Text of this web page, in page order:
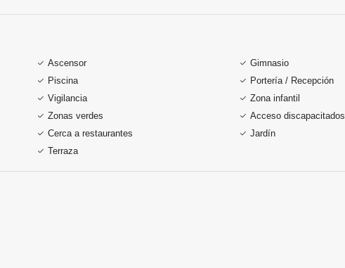
Ascensor
Gimnasio
Piscina
Portería / Recepción
Vigilancia
Zona infantil
Zonas verdes
Acceso discapacitados
Cerca a restaurantes
Jardín
Terraza